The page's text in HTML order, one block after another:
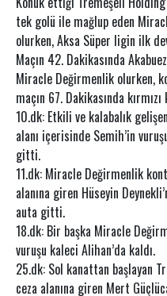
tek golü ile mağlup eden
olurken, Aksa Süper ligin ilk
Maçın 42. Dakikasında
Miracle Değirmenlik olurken,
maçın 67. Dakikasında
10.dk: Etkili ve kalabalık
alanı içerisinde Semih’in
gitti.
11.dk: Miracle Değirmenlik
alanına giren Hüseyin
auta gitti.
18.dk: Bir başka Miracle
vuruşu kaleci Alihan’da kaldı.
25.dk: Sol kanattan başlayan
ceza alanına giren Mert